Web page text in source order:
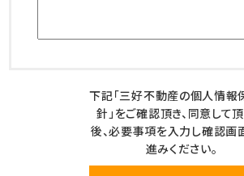
下記「三好不動産の個人情報
針」をご確認頂き、同意して
後、必要事項を入力し確認画
進みください。